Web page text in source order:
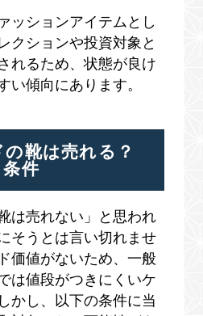
ッションアイテムとし
クションや投資対象と
れるため、状態が良け
い傾向にあります。
靴は売れる？
件
は売れない」と思われ
そうとは言い切れませ
価値がないため、一般
は値段がつきにくいケ
かし、以下の条件に当